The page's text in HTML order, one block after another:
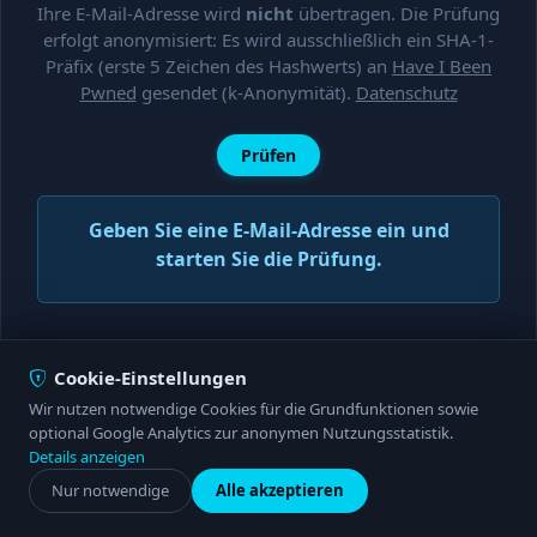
Ihre E-Mail-Adresse wird nicht übertragen. Die Prüfung
erfolgt anonymisiert: Es wird ausschließlich ein SHA-1-
Präfix (erste 5 Zeichen des Hashwerts) an Have I Been
Pwned gesendet (k-Anonymität). Datenschutz
Prüfen
Geben Sie eine E-Mail-Adresse ein und
starten Sie die Prüfung.
Impressum
Einstellungen
Cookie-Einstellungen
Wir nutzen notwendige Cookies für die Grundfunktionen sowie
optional Google Analytics zur anonymen Nutzungsstatistik.
Details anzeigen
Nur notwendige
Alle akzeptieren